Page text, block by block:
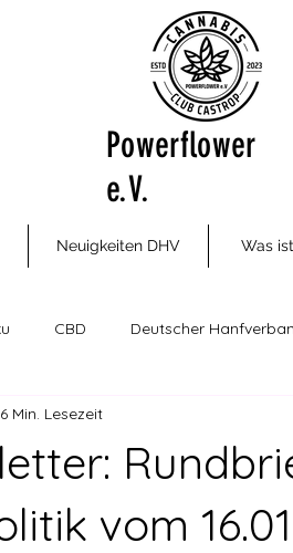
Powerflower
e.V.
Neuigkeiten DHV Was
CBD Deutscher
Cannabis Social Clubs
Europa
vom
6 Min. Lesezeit